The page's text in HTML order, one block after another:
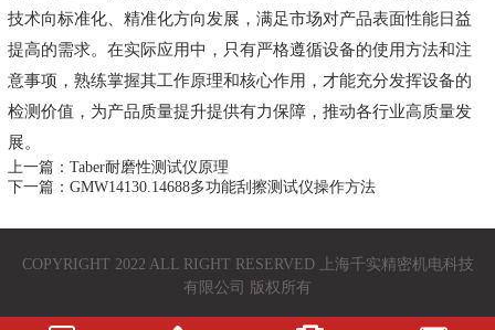
技术向标准化、精准化方向发展，满足市场对产品表面性能日益
提高的需求。在实际应用中，只有严格遵循设备的使用方法和注
意事项，熟练掌握其工作原理和核心作用，才能充分发挥设备的
检测价值，为产品质量提升提供有力保障，推动各行业高质量发
展。
上一篇：Taber耐磨性测试仪原理
下一篇：GMW14130.14688多功能刮擦测试仪操作方法
COPYRIGHT 2022 ALL RIGHT RESERVED 上海千实精密机电科技
有限公司 版权所有